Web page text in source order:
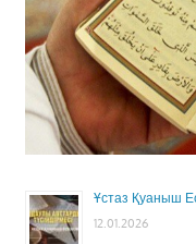
Ұстаз Қуаныш
12.01.2026